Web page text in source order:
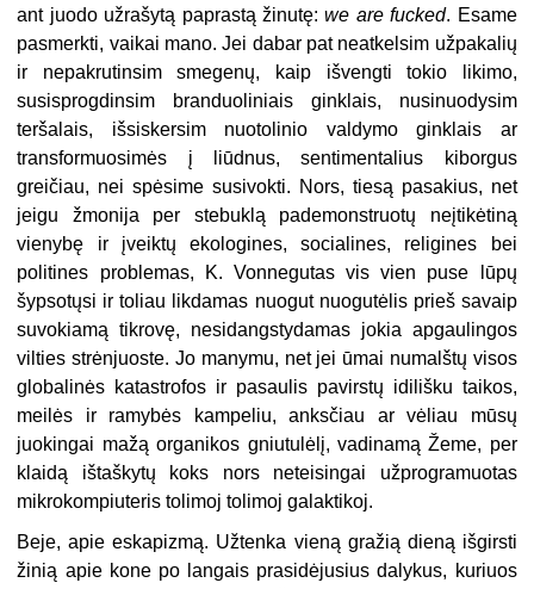
ant juodo užrašytą paprastą žinutę:we are fucked. Esame
pasmerkti, vaikai mano. Jei dabar pat neatkelsim užpakalių
ir nepakrutinsim smegenų, kaip išvengti tokio likimo,
susisprogdinsim branduoliniais ginklais, nusinuodysim
teršalais, išsiskersim nuotolinio valdymo ginklais ar
transformuosimės į liūdnus, sentimentalius kiborgus
greičiau, nei spėsime susivokti. Nors, tiesą pasakius, net
jeigu žmonija per stebuklą pademonstruotų neįtikėtiną
vienybę ir įveiktų ekologines, socialines, religines bei
politines problemas, K. Vonnegutas vis vien puse lūpų
šypsotųsi ir toliau likdamas nuogut nuogutėlis prieš savaip
suvokiamą tikrovę, nesidangstydamas jokia apgaulingos
vilties strėnjuoste. Jo manymu, net jei ūmai numalštų visos
globalinės katastrofos ir pasaulis pavirstų idilišku taikos,
meilės ir ramybės kampeliu, anksčiau ar vėliau mūsų
juokingai mažą organikos gniutulėlį, vadinamą Žeme, per
klaidą ištaškytų koks nors neteisingai užprogramuotas
mikrokompiuteris tolimoj tolimoj galaktikoj.
Beje, apie eskapizmą. Užtenka vieną gražią dieną išgirsti
žinią apie kone po langais prasidėjusius dalykus, kuriuos